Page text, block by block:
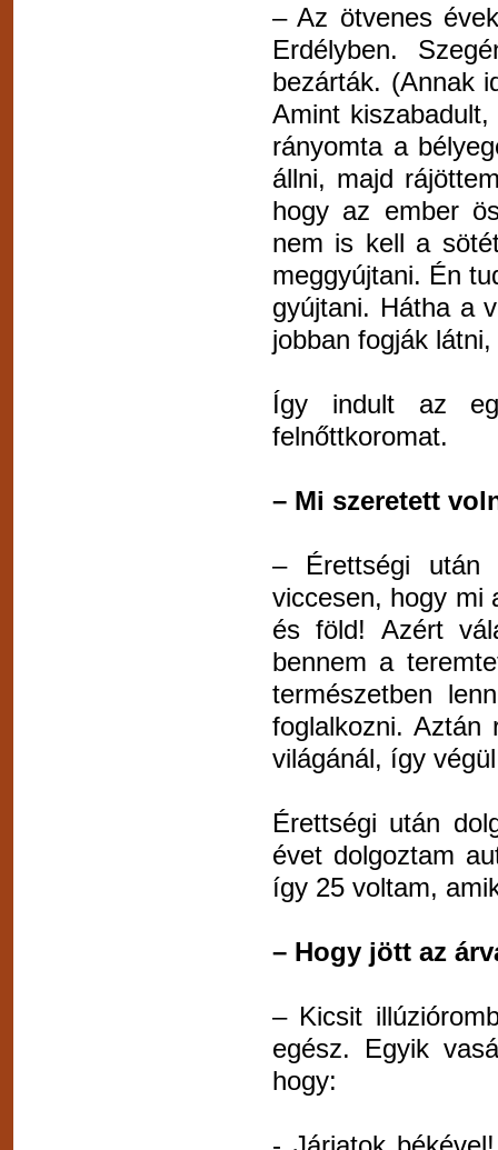
– Az ötvenes
Erdélyben.
bezárták. (Annak
Amint
rányomta a
állni, majd
hogy az ember
nem is kell a
meggyújtani. Én
gyújtani. Hátha a
jobban fogják
Így indult az
felnőttkoromat.
– Mi szeretett
– Érettségi után
viccesen, hogy mi
és föld! Azért
bennem a
természetben
foglalkozni. Aztán
világánál, így
Érettségi után
évet dolgoztam
így 25 voltam,
– Hogy jött az
– Kicsit
egész. Egyik
hogy: